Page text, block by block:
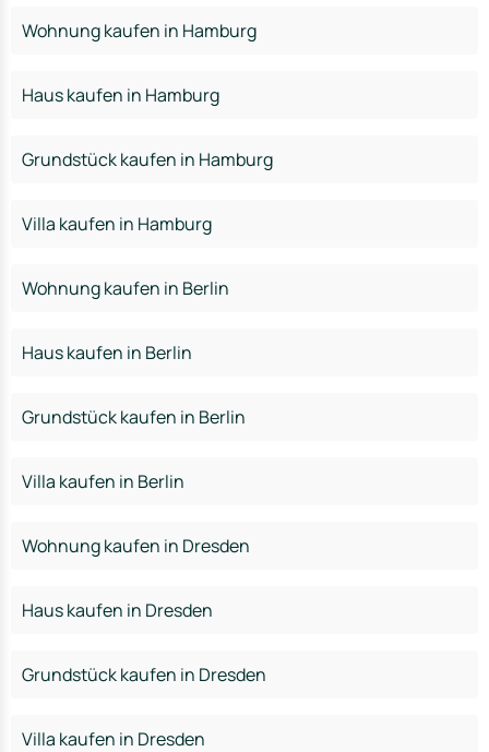
Wohnung kaufen in Hamburg
Haus kaufen in Hamburg
Grundstück kaufen in Hamburg
Villa kaufen in Hamburg
Wohnung kaufen in Berlin
Haus kaufen in Berlin
Grundstück kaufen in Berlin
Villa kaufen in Berlin
Wohnung kaufen in Dresden
Haus kaufen in Dresden
Grundstück kaufen in Dresden
Villa kaufen in Dresden